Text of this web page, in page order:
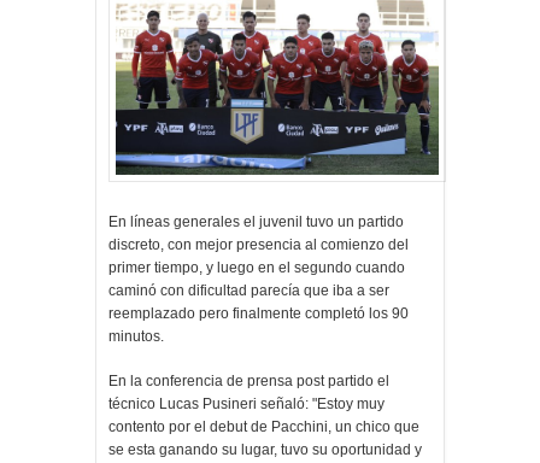
En líneas generales el juvenil tuvo un partido
discreto, con mejor presencia al comienzo del
primer tiempo, y luego en el segundo cuando
caminó con dificultad parecía que iba a ser
reemplazado pero finalmente completó los 90
minutos.
En la conferencia de prensa post partido el
técnico Lucas Pusineri señaló: "Estoy muy
contento por el debut de Pacchini, un chico que
se esta ganando su lugar, tuvo su oportunidad y